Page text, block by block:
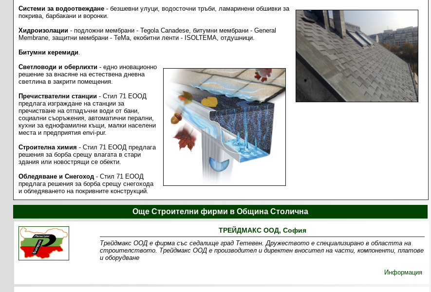
Системи за водоотвеждане- безшевни улуци, водосточни тръби, ламаринени обшивки за
покрива, барбакани и воронки.
Хидроизолации- подложни мембрани - Tegola Canadese, битумни мембрани - General
Membrane, защитни мембрани - ТеМа, екобитни ленти - ISOLTEMA, отдушници.
Битумни керемиди.
Светловоди и оберлихти- едно иновационно
решение за внасяне на естествена дневна
светлина в закрити помещения.
Пречиствателни станции- Стил 71 ЕООД
предлага изграждане на станции за
пречистване на отпадъчни води от бани,
социални съоръжения, автоматични перални,
кухни за еднофамилни къщи, малки населени
места и предприятия envi-pur.
Строителна химия - Стил 71 ЕООД предлага
решения за борба срещу влагата в стари
здания или новострящи се обекти.
Обледяване и Снегоход- Стил 71 ЕООД
предлага решения за борба срещу снегохода
и обледяването на покривните конструкций.
Още Строителни фирми в Община Столична
ТРЕЙДМАКС ООД, София
Трейдмакс ООД е фирма със седалище град Тетевен. Дружеството е специализирано в областта на
строителството. Трейдмакс ООД е производител и директен вносител на части, компоненти, платове
и оборудване
Информация